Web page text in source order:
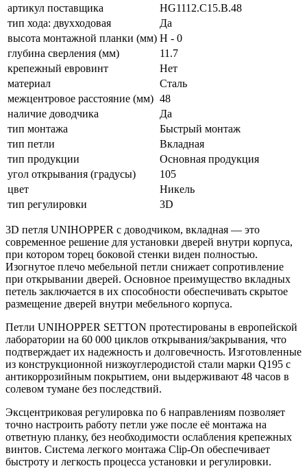
артикул поставщика
HG1112.C15.B.48
тип хода: двухходовая
Да
высота монтажной планки (мм) Н - 0
глубина сверления (мм)
11.7
крепежный евровинт
Нет
материал
Сталь
межцентровое расстояние (мм) 48
наличие доводчика
Да
тип монтажа
Быстрый монтаж
тип петли
Вкладная
тип продукции
Основная продукция
угол открывания (градусы)
105
цвет
Никель
тип регулировки
3D
3D петля UNIHOPPER с доводчиком, вкладная — это
современное решение для установки дверей внутри корпуса,
при котором торец боковой стенки виден полностью.
Изогнутое плечо мебельной петли снижает сопротивление
при открывании дверей. Основное преимущество вкладных
петель заключается в их способности обеспечивать скрытое
размещение дверей внутри мебельного корпуса.
Петли UNIHOPPER SETTON протестированы в европейской
лаборатории на 60 000 циклов открывания/закрывания, что
подтверждает их надежность и долговечность. Изготовленные
из конструкционной низкоуглеродистой стали марки Q195 с
антикоррозийным покрытием, они выдерживают 48 часов в
солевом тумане без последствий.
Эксцентриковая регулировка по 6 направлениям позволяет
точно настроить работу петли уже после её монтажа на
ответную планку, без необходимости ослабления крепежных
винтов. Система легкого монтажа Clip-On обеспечивает
быстроту и легкость процесса установки и регулировки.